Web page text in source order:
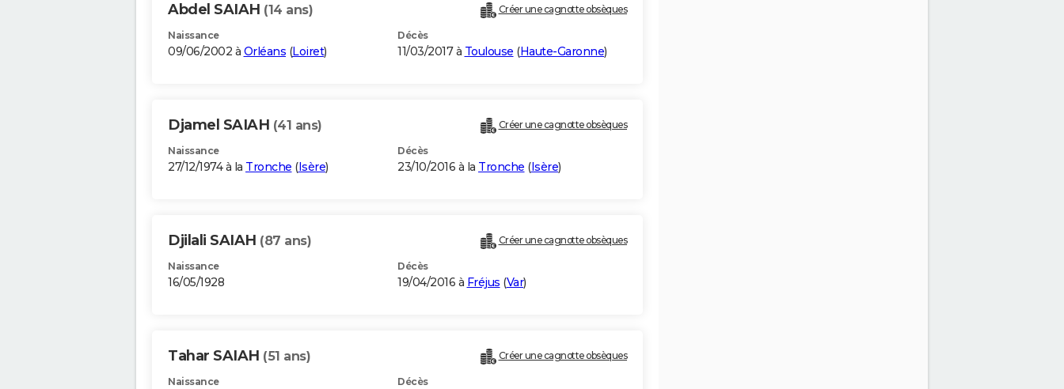
Abdel SAIAH (14 ans) Créer une cagnotte obsèques
Naissance
09/06/2002 à Orléans (Loiret)
Décès
11/03/2017 à Toulouse (Haute-Garonne)
Djamel SAIAH (41 ans) Créer une cagnotte obsèques
Naissance
27/12/1974 à la Tronche (Isère)
Décès
23/10/2016 à la Tronche (Isère)
Djilali SAIAH (87 ans) Créer une cagnotte obsèques
Naissance
16/05/1928
Décès
19/04/2016 à Fréjus (Var)
Tahar SAIAH (51 ans) Créer une cagnotte obsèques
Naissance Décès